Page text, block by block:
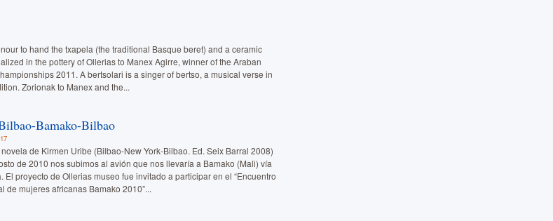
to hand the txapela (the traditional Basque beret) and a ceramic
in the pottery of Ollerias to Manex Agirre, winner of the Araban
2011. A bertsolari is a singer of bertso, a musical verse in
Zorionak to Manex and the...
Bamako-Bilbao
de Kirmen Uribe (Bilbao-New York-Bilbao. Ed. Seix Barral 2008)
de 2010 nos subimos al avión que nos llevaría a Bamako (Mali) vía
El proyecto de Ollerias museo fue invitado a participar en el “Encuentro
de mujeres africanas Bamako 2010”...